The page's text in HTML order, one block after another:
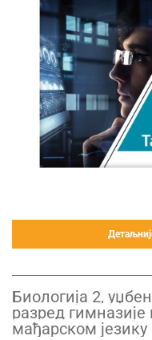
Биологија 2,
разред гимназије
мађарском језику